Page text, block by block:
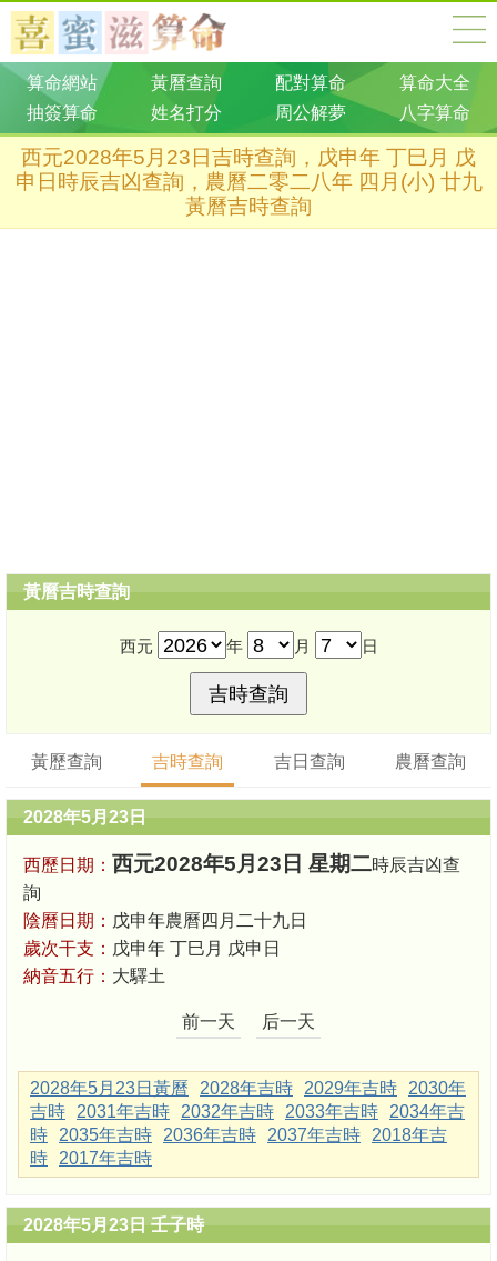
算命網站 黃曆查詢 配對算命
算命大全
抽簽算命
姓名打分 周公解夢 八字算命
西元2028年5月23日吉時查詢，戊申年 丁巳月 戊
申日時辰吉凶查詢，農曆二零二八年 四月(小) 廿九
黃曆吉時查詢
黃曆吉時查詢
西元 年 月 日
黃歷查詢 吉時查詢 吉日查詢 農曆查詢
2028年5月23日
西歷日期： 西元2028年5月23日 星期二時辰吉凶查
詢
陰曆日期： 戊申年農曆四月二十九日
歲次干支： 戊申年 丁巳月 戊申日
納音五行： 大驛土
前一天 后一天
2028年5月23日黃曆 2028年吉時 2029年吉時
2030年
吉時
2031年吉時 2032年吉時 2033年吉時
2034年吉
時
2035年吉時 2036年吉時 2037年吉時
2018年吉
時
2017年吉時
2028年5月23日 壬子時